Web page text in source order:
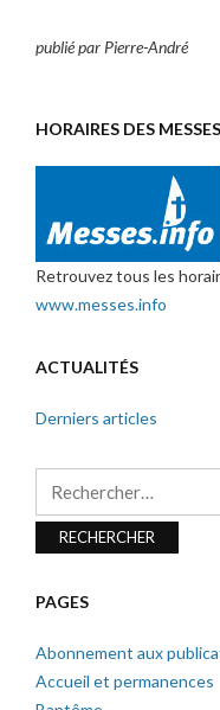
publié par Pierre-André
HORAIRES DES MESSES
Retrouvez tous les
www.messes.info
ACTUALITÉS
Derniers articles
Rechercher :
PAGES
Abonnement aux
Accueil et permanences